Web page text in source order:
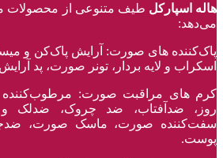
هاله اسپارکل طیف متنوعی از محصولات
می‌دهد:
پاک‌کننده ‌های صورت: آرایش پاک‌کن و
اسکراب و لایه بردار، تونر صورت، پد
کرم های مراقبت صورت:
روز، ضدآفتاب، ضد چروک، ضدلک و
سفت‌کننده صورت، ماسک صورت،
پوست.